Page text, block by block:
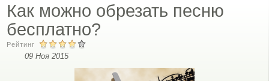
Как можно обрезать песню
бесплатно?
Рейтинг
09 Ноя 2015